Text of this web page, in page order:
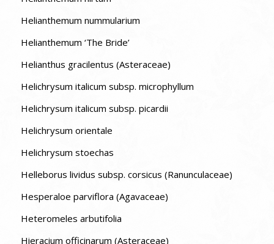
Helianthemum nummularium
Helianthemum ‘The Bride’
Helianthus gracilentus (Asteraceae)
Helichrysum italicum subsp. microphyllum
Helichrysum italicum subsp. picardii
Helichrysum orientale
Helichrysum stoechas
Helleborus lividus subsp. corsicus (Ranunculaceae)
Hesperaloe parviflora (Agavaceae)
Heteromeles arbutifolia
Hieracium officinarum (Asteraceae)